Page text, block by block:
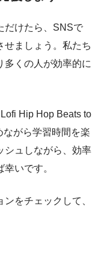
だけたら、SNSで
せましょう。私たち
多くの人が効率的に
Hip Hop Beats to
ながら学習時間を楽
シュしながら、効率
いです。
をチェックして、